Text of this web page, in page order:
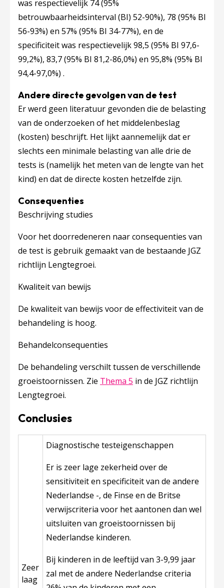
was respectievelijk 74 (95%
betrouwbaarheidsinterval (BI) 52-90%), 78 (95% BI
56-93%) en 57% (95% BI 34-77%), en de
specificiteit was respectievelijk 98,5 (95% BI 97,6-
99,2%), 83,7 (95% BI 81,2-86,0%) en 95,8% (95% BI
94,4-97,0%) .
Andere directe gevolgen van de test
Er werd geen literatuur gevonden die de belasting
van de onderzoeken of het middelenbeslag
(kosten) beschrijft. Het lijkt aannemelijk dat er
slechts een minimale belasting van alle drie de
tests is (namelijk het meten van de lengte van het
kind) en dat de directe kosten hetzelfde zijn.
Consequenties
Beschrijving studies
Voor het doorredeneren naar consequenties van
de test is gebruik gemaakt van de bestaande JGZ
richtlijn Lengtegroei.
Kwaliteit van bewijs
De kwaliteit van bewijs voor de effectiviteit van de
behandeling is hoog.
Behandelconsequenties
De behandeling verschilt tussen de verschillende
groeistoornissen. Zie Thema 5 in de JGZ richtlijn
Lengtegroei.
Conclusies
Zeer
laag
Diagnostische testeigenschappen
Er is zeer lage zekerheid over de
sensitiviteit en specificiteit van de andere
Nederlandse -, de Finse en de Britse
verwijscriteria voor het aantonen dan wel
uitsluiten van groeistoornissen bij
Nederlandse kinderen.
Bij kinderen in de leeftijd van 3-9,99 jaar
zal met de andere Nederlandse criteria